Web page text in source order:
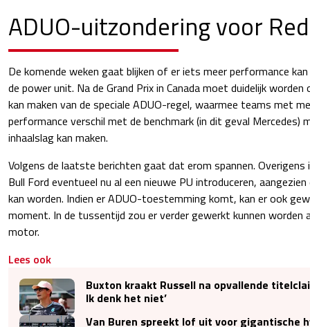
ADUO-uitzondering voor
De komende weken gaat blijken of er iets meer performance
de power unit. Na de Grand Prix in Canada moet duidelijk
kan maken van de speciale ADUO-regel, waarmee teams met
performance verschil met de benchmark (in dit geval Mercedes)
inhaalslag kan maken.
Volgens de laatste berichten gaat dat erom spannen.
Bull Ford eventueel nu al een nieuwe PU introduceren,
kan worden. Indien er ADUO-toestemming komt, kan er ook
moment. In de tussentijd zou er verder gewerkt kunnen worden
motor.
Lees ook
Buxton kraakt Russell na opvallende
Ik denk het niet’
Van Buren spreekt lof uit voor gigantische